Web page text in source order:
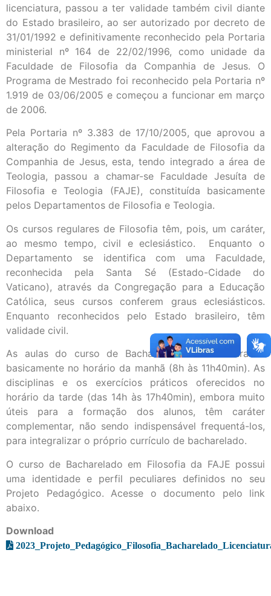
licenciatura, passou a ter validade também civil diante
do Estado brasileiro, ao ser autorizado por decreto de
31/01/1992 e definitivamente reconhecido pela Portaria
ministerial nº 164 de 22/02/1996, como unidade da
Faculdade de Filosofia da Companhia de Jesus. O
Programa de Mestrado foi reconhecido pela Portaria nº
1.919 de 03/06/2005 e começou a funcionar em março
de 2006.
Pela Portaria nº 3.383 de 17/10/2005, que aprovou a
alteração do Regimento da Faculdade de Filosofia da
Companhia de Jesus, esta, tendo integrado a área de
Teologia, passou a chamar-se Faculdade Jesuíta de
Filosofia e Teologia (FAJE), constituída basicamente
pelos Departamentos de Filosofia e Teologia.
Os cursos regulares de Filosofia têm, pois, um caráter,
ao mesmo tempo, civil e eclesiástico. Enquanto o
Departamento se identifica com uma Faculdade,
reconhecida pela Santa Sé (Estado-Cidade do
Vaticano), através da Congregação para a Educação
Católica, seus cursos conferem graus eclesiásticos.
Enquanto reconhecidos pelo Estado brasileiro, têm
validade civil.
As aulas do curso de Bacharelado são ministradas
basicamente no horário da manhã (8h às 11h40min). As
disciplinas e os exercícios práticos oferecidos no
horário da tarde (das 14h às 17h40min), embora muito
úteis para a formação dos alunos, têm caráter
complementar, não sendo indispensável frequentá-los,
para integralizar o próprio currículo de bacharelado.
O curso de Bacharelado em Filosofia da FAJE possui
uma identidade e perfil peculiares definidos no seu
Projeto Pedagógico. Acesse o documento pelo link
abaixo.
Download